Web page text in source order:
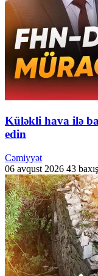
Küləkli hava ilə
edin
Cəmiyyət
06 avqust 2026 43 baxış